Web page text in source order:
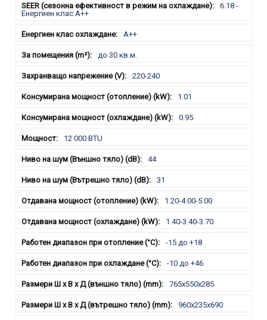
6.18 -
Енергиен клас A++
A++
до 30 кв.м.
220-240
1.01
0.95
12 000 BTU
44
31
1.20-4.00-5.00
1.40-3.40-3.70
-15 до +18
-10 до +46
765x550x285
960x235x690